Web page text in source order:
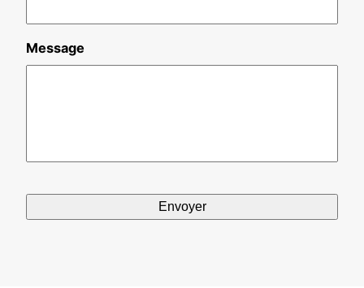
Message